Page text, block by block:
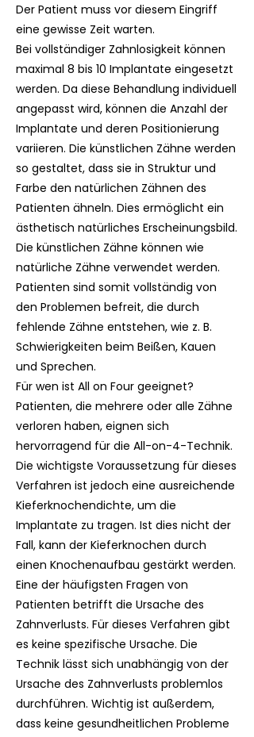
Der Patient muss vor diesem Eingriff
eine gewisse Zeit warten.
Bei vollständiger Zahnlosigkeit können
maximal 8 bis 10 Implantate eingesetzt
werden. Da diese Behandlung individuell
angepasst wird, können die Anzahl der
Implantate und deren Positionierung
variieren. Die künstlichen Zähne werden
so gestaltet, dass sie in Struktur und
Farbe den natürlichen Zähnen des
Patienten ähneln. Dies ermöglicht ein
ästhetisch natürliches Erscheinungsbild.
Die künstlichen Zähne können wie
natürliche Zähne verwendet werden.
Patienten sind somit vollständig von
den Problemen befreit, die durch
fehlende Zähne entstehen, wie z. B.
Schwierigkeiten beim Beißen, Kauen
und Sprechen.
Für wen ist All on Four geeignet?
Patienten, die mehrere oder alle Zähne
verloren haben, eignen sich
hervorragend für die All-on-4-Technik.
Die wichtigste Voraussetzung für dieses
Verfahren ist jedoch eine ausreichende
Kieferknochendichte, um die
Implantate zu tragen. Ist dies nicht der
Fall, kann der Kieferknochen durch
einen Knochenaufbau gestärkt werden.
Eine der häufigsten Fragen von
Patienten betrifft die Ursache des
Zahnverlusts. Für dieses Verfahren gibt
es keine spezifische Ursache. Die
Technik lässt sich unabhängig von der
Ursache des Zahnverlusts problemlos
durchführen. Wichtig ist außerdem,
dass keine gesundheitlichen Probleme